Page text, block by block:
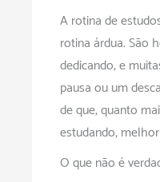
A rotina de
rotina árdua. São
dedicando, e
pausa ou um
de que, quanto
estudando,
O que não é